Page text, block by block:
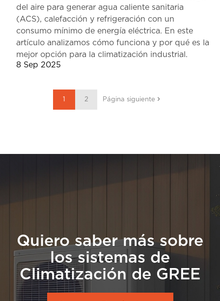
del aire para generar agua caliente sanitaria
(ACS), calefacción y refrigeración con un
consumo mínimo de energía eléctrica. En este
artículo analizamos cómo funciona y por qué es la
mejor opción para la climatización industrial.
8 Sep 2025
2 Página siguiente
Quiero saber más sobre
los sistemas de
Climatización de GREE